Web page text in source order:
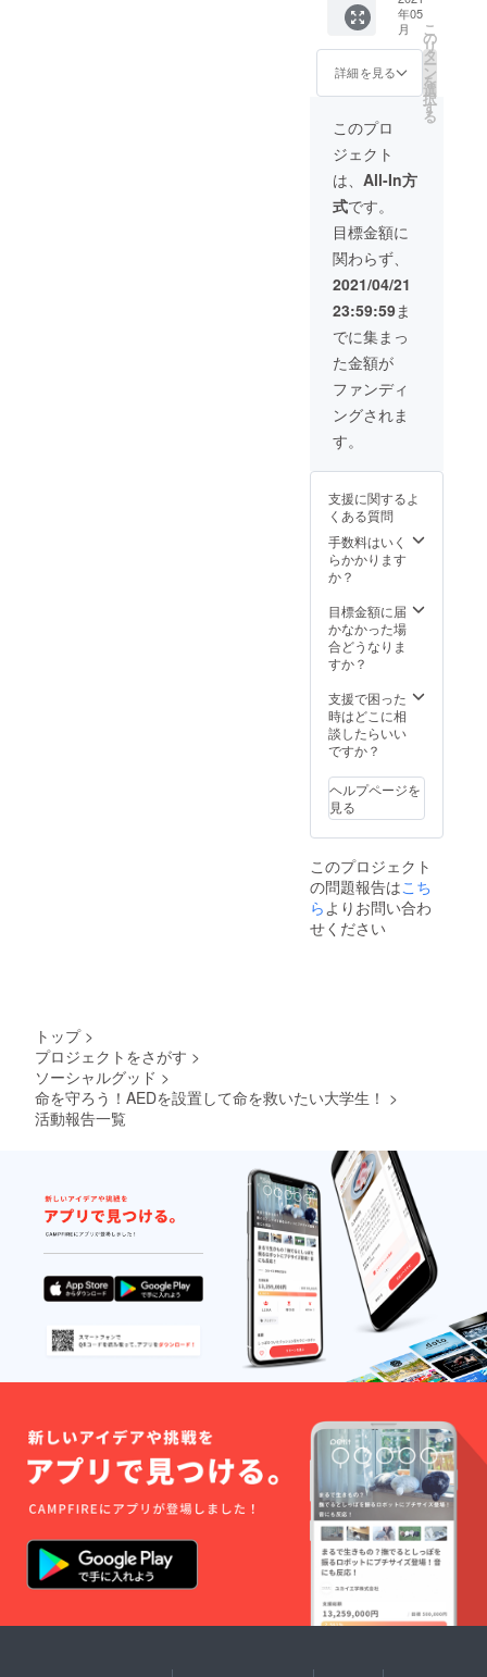
すので
各自で
オンラ
イン環
境など
の準備
お願い
しま
す！ 開
催日時
等はご
相談く
ださ
い。 期
限は
2021年
12月ま
でと
なって
おりま
す。
AED講
習を実
施した
どの発
ざいま
せん。
＊感謝
のメッ
セー
画・ス
テッ
カー
x5・
バック
x2・パ
ンフ
レットx
パー
カー・
ロングT
シャツ
けしま
す！
けAED
講習を
させて
いただ
きま
す！ 全
国どこ
でも駆
けつけ
ます！
クラウ
ドファ
ンディ
ングを
企画し
た経緯
や今ま
での経
験など
直接駆
けつけ
想いを
届けま
す！ 開
相談く
い！ 期
限は
2021年
12月ま
でと
おりま
す。
AED講
習を実
際、認
定証な
どの発
行はご
せん。
現地へ
の交通
費、滞
リター
ン活動
費から
負担さ
せてい
カー
バック
x2・パ
ンフ
レットx
３・
パー
カー・
ロングT
シャツ
もお付
けしま
す！
年05
月
詳細を見る
こ
の
リ
タ
ー
ン
を
選
択
す
る
このプロ
ジェクト
は、 All-In方
式です。
目標金額に
関わらず、
2021/04/21
23:59:59ま
でに集まっ
た金額が
ファンディ
ングされま
す。
支援に関するよ
くある質問
手数料はいく
らかかります
か？
目標金額に届
かなかった場
合どうなりま
すか？
支援で困った
時はどこに相
談したらいい
ですか？
ヘルプページを
見る
このプロジェクト
の問題報告はこち
ら よりお問い合わ
せください
トップ >
プロジェクトをさがす >
ソーシャルグッド >
命を守ろう！AEDを設置して命を救いたい大学生！ >
活動報告一覧